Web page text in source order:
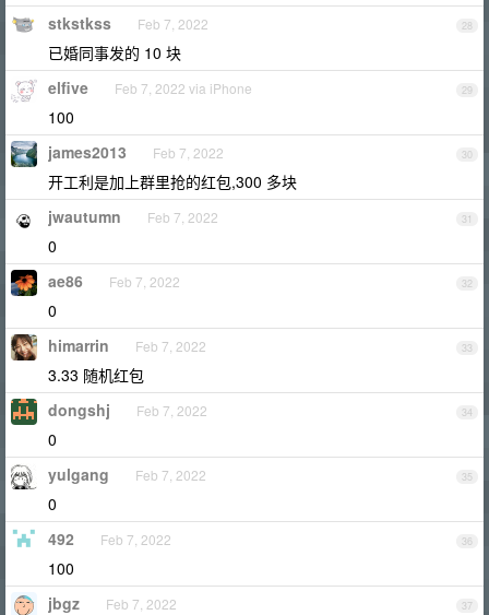
28
stkstkss Feb 7, 2022
已婚同事发的 10 块
29
elfive Feb 7, 2022 via iPhone
100
30
james2013 Feb 7, 2022
开工利是加上群里抢的红包,300 多块
31
jwautumn Feb 7, 2022
0
32
ae86 Feb 7, 2022
0
33
himarrin Feb 7, 2022
3.33 随机红包
34
dongshj Feb 7, 2022
0
35
yulgang Feb 7, 2022
0
36
492 Feb 7, 2022
100
37
jbgz Feb 7, 2022